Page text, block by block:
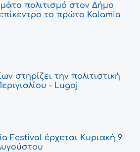
πολιτισμό στον Δήμο
το πρώτο Kalamia
στηρίζει την πολιτιστική
- Lugoj
Festival έρχεται Κυριακή 9